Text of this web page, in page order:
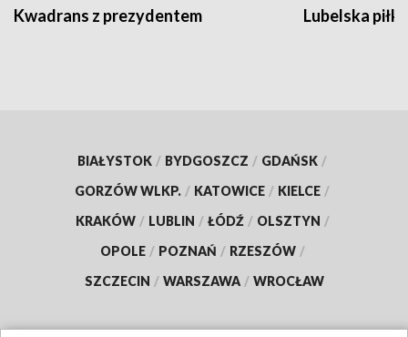
Kwadrans z prezydentem Lubelska piłka
BIAŁYSTOK / BYDGOSZCZ / GDAŃSK /
GORZÓW WLKP. / KATOWICE / KIELCE /
KRAKÓW / LUBLIN / ŁÓDŹ / OLSZTYN /
OPOLE / POZNAŃ / RZESZÓW /
SZCZECIN / WARSZAWA / WROCŁAW